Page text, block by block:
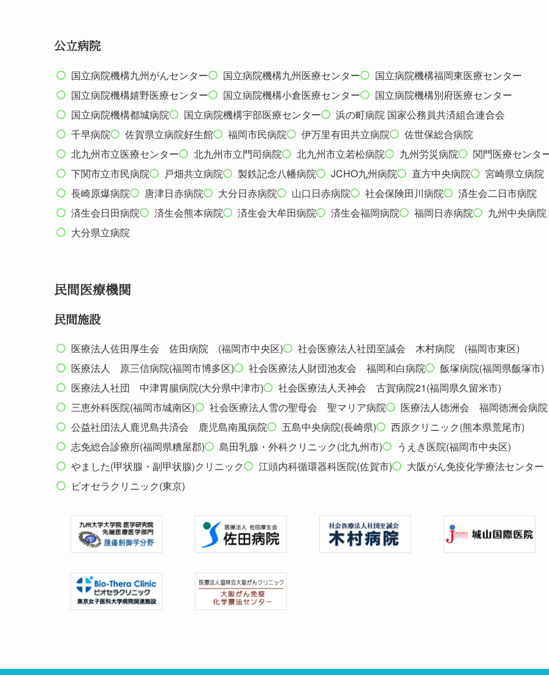
公立病院
国立病院機構九州がんセンター 国立病院機構九州医療センター
国立病院機構福岡東医療センター
国立病院機構嬉野医療センター
国立病院機構小倉医療センター
国立病院機構別府医療センター
国立病院機構都城病院
国立病院機構宇部医療センター
浜の町病院 国家公務員共済組合連合会
千早病院
佐賀県立病院好生館 福岡市民病院 伊万里有田共立病院
佐世保総合病院
北九州市立医療センター
北九州市立門司病院 北九州市立若松病院 九州労災病院
関門医療センタ
下関市立市民病院
戸畑共立病院 製鉄記念八幡病院 JCHO九州病院 直方中央病院
宮崎県立病院
長崎原爆病院
唐津日赤病院 大分日赤病院 山口日赤病院 社会保険田川病院
済生会二日市病院
済生会日田病院
済生会熊本病院 済生会大牟田病院 済生会福岡病院 福岡日赤病院
九州中央病院
大分県立病院
民間医療機関
民間施設
医療法人佐田厚生会 佐田病院 (福岡市中央区)
社会医療法人社団至誠会 木村病院 (福岡市東区)
医療法人 原三信病院(福岡市博多区)
社会医療法人財団池友会 福岡和白病院
飯塚病院(福岡県飯塚市)
医療法人社団 中津胃腸病院(大分県中津市)
社会医療法人天神会 古賀病院21(福岡県久留米市)
三恵外科医院(福岡市城南区)
社会医療法人雪の聖母会 聖マリア病院
医療法人徳洲会 福岡徳洲会病院
公益社団法人鹿児島共済会 鹿児島南風病院
五島中央病院(長崎県)
西原クリニック(熊本県荒尾市)
志免総合診療所(福岡県糟屋郡)
島田乳腺・外科クリニック(北九州市)
うえき医院(福岡市中央区)
やました(甲状腺・副甲状腺)クリニック
江頭内科循環器科医院(佐賀市)
大阪がん免疫化学療法センター
ビオセラクリニック(東京)